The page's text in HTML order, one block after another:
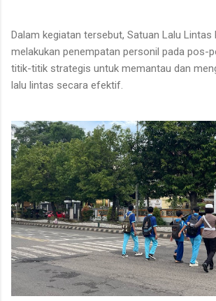
Dalam kegiatan tersebut, Satuan Lalu Lintas
melakukan penempatan personil pada pos-
titik-titik strategis untuk memantau dan
lalu lintas secara efektif.